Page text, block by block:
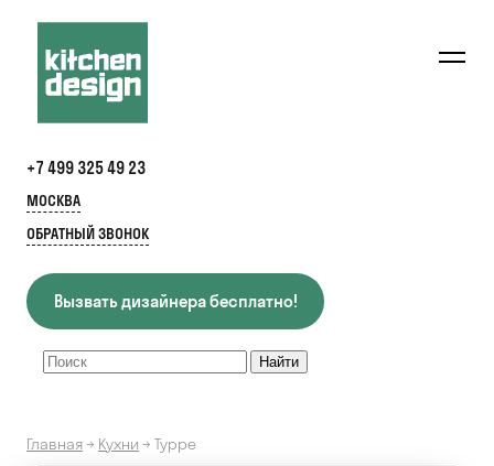
+7 499 325 49 23
МОСКВА
ОБРАТНЫЙ ЗВОНОК
Вызвать дизайнера бесплатно!
Главная→ Кухни → Турре